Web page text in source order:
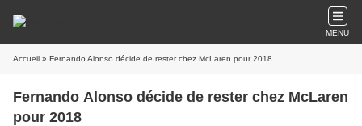
MENU
Accueil » Fernando Alonso décide de rester chez McLaren pour 2018
Fernando Alonso décide de rester chez McLaren
pour 2018